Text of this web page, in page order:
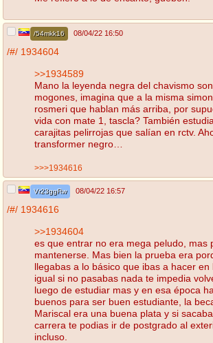
/54mkk16 08/04/22 16:50
/#/ 1934604
>>1934589
Mano la leyenda negra del chavismo
mogones, imagina que a la misma
rosmeri que hablan más arriba, por
vida con mate 1, tascla? También
carajitas pelirrojas que salían en rctv.
transformer negro…
>>>1934616
Vr23ggRw 08/04/22 16:57
/#/ 1934616
>>1934604
es que entrar no era mega peludo, mas
mantenerse. Mas bien la prueba era
llegabas a lo básico que ibas a hacer en
igual si no pasabas nada te impedia
luego de estudiar mas y en esa época
buenos para ser buen estudiante, la
Mariscal era una buena plata y si
carrera te podias ir de postgrado al
incluso.